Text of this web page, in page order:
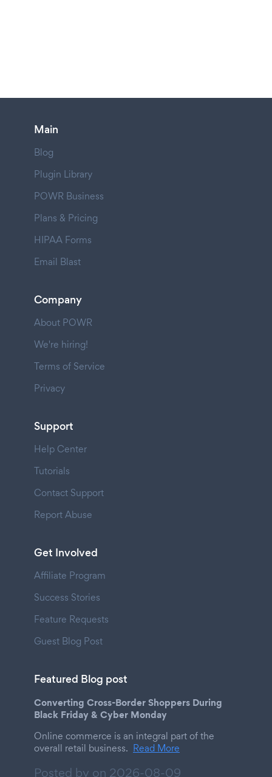
Main
Blog
Plugin Library
POWR Business
Plans & Pricing
HIPAA Forms
Email Blast
Company
About POWR
We're hiring!
Terms of Service
Privacy
Support
Help Center
Tutorials
Contact Support
Report Abuse
Get Involved
Affiliate Program
Success Stories
Feature Requests
Guest Blog Post
Featured Blog post
Converting Cross-Border Shoppers During
Black Friday & Cyber Monday
Online commerce is an integral part of the
overall retail business. Read More
Posted by on 2026-08-09